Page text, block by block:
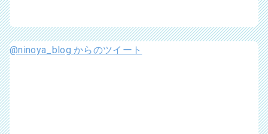
@ninoya_blog からのツイート